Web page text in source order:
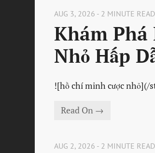
AUG 3, 2026 - 2 MINUTE READ
Khám Phá
Nhỏ Hấp
![hồ chí minh cược
Read On →
AUG 2, 2026 - 2 MINUTE READ